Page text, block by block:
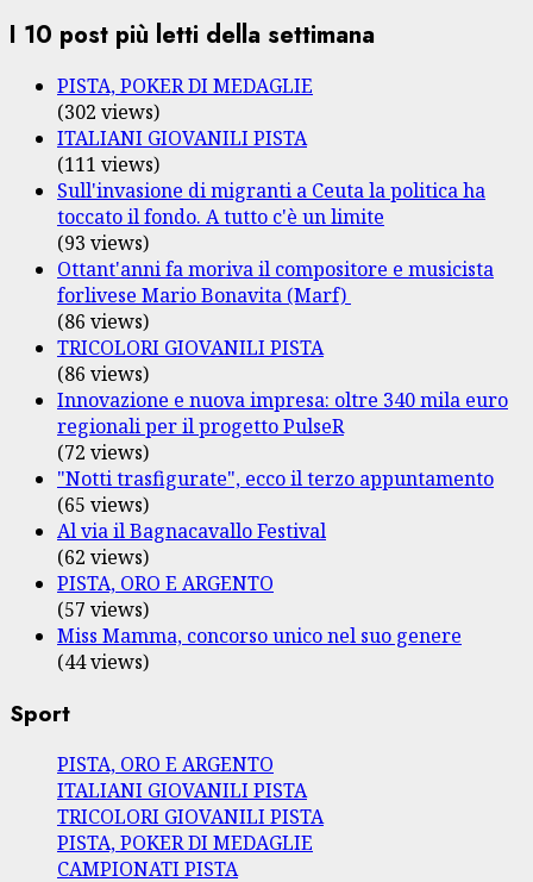
I 10 post più letti della settimana
PISTA, POKER DI MEDAGLIE
(302 views)
ITALIANI GIOVANILI PISTA
(111 views)
Sull'invasione di migranti a Ceuta la politica ha
toccato il fondo. A tutto c'è un limite
(93 views)
Ottant'anni fa moriva il compositore e musicista
forlivese Mario Bonavita (Marf)
(86 views)
TRICOLORI GIOVANILI PISTA
(86 views)
Innovazione e nuova impresa: oltre 340 mila euro
regionali per il progetto PulseR
(72 views)
"Notti trasfigurate", ecco il terzo appuntamento
(65 views)
Al via il Bagnacavallo Festival
(62 views)
PISTA, ORO E ARGENTO
(57 views)
Miss Mamma, concorso unico nel suo genere
(44 views)
Sport
PISTA, ORO E ARGENTO
ITALIANI GIOVANILI PISTA
TRICOLORI GIOVANILI PISTA
PISTA, POKER DI MEDAGLIE
CAMPIONATI PISTA